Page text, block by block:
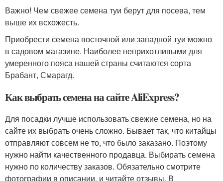
Важно! Чем свежее семена туи берут для посева, тем
выше их всхожесть.
Приобрести семена восточной или западной туи можно
в садовом магазине. Наиболее неприхотливыми для
умеренного пояса нашей страны считаются сорта
Брабант, Смарагд.
Как выбрать семена на сайте AliExpress?
Для посадки лучше использовать свежие семена, но на
сайте их выбрать очень сложно. Бывает так, что китайцы
отправляют совсем не то, что было заказано. Поэтому
нужно найти качественного продавца. Выбирать семена
нужно по количеству заказов. Обязательно смотрите
фотографии в описании, и читайте отзывы. В